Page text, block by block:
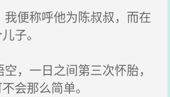
便称呼他为陈叔叔，而在
子。
，一日之间第三次怀胎，
会那么简单。